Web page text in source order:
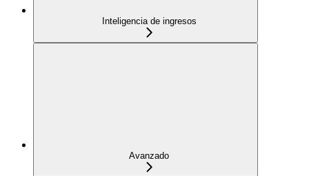
Inteligencia de ingresos
Avanzado